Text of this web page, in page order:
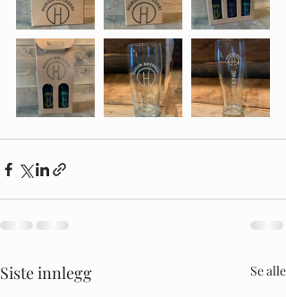
Siste innlegg Se alle